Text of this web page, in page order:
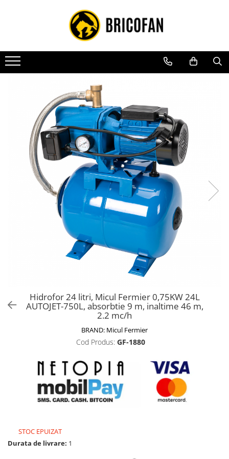
Toate Produsele
Vehicule electrice
Atv
Masini electrice
Motocross
Piese de schimb vehicule electrice
Scutere electrice
Scutere pe benzina
Tricicluri cargo fara permis
Tricicluri persoane
Trotinete electrice
Biciclete, trotinete, triciclete
Biciclete electrice
Motoburghie si accesorii
Drujbe, fierastraie electrice
Drujbe pe benzina
Drujbe cu acumulator
Consumabile drujbe, fierastraie
Mori cereale si batoze porumb
Hidrofor 24 litri, Micul Fermier 0,75KW 24L
AUTOJET-750L, absorbtie 9 m, inaltime 46 m,
2.2 mc/h
BRAND: Micul Fermier
Cod Produs: GF-1880
STOC EPUIZAT
Durata de livrare: 1